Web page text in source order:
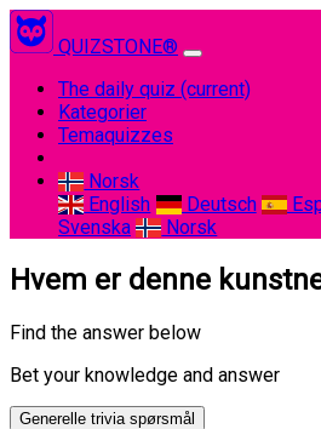
QUIZSTONE®
The daily quiz (current)
Kategorier
Temaquizzes
Norsk
English
Deutsch
Svenska
Norsk
Hvem er denne
Find the answer below
Bet your knowledge and answer
Generelle trivia spørsmål